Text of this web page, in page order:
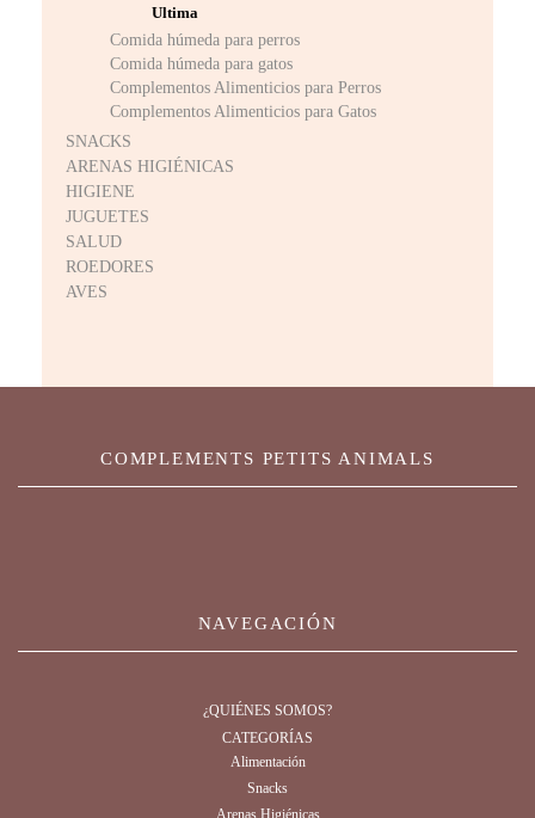
Ultima
Comida húmeda para perros
Comida húmeda para gatos
Complementos Alimenticios para Perros
Complementos Alimenticios para Gatos
SNACKS
ARENAS HIGIÉNICAS
HIGIENE
JUGUETES
SALUD
ROEDORES
AVES
COMPLEMENTS PETITS ANIMALS
NAVEGACIÓN
¿QUIÉNES SOMOS?
CATEGORÍAS
Alimentación
Snacks